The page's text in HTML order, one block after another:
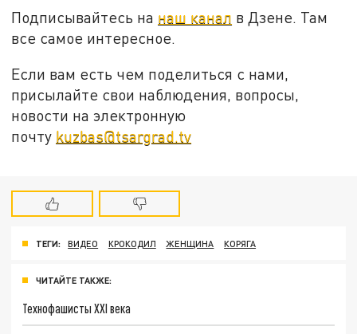
Подписывайтесь на наш канал в Дзене. Там
все самое интересное.
Если вам есть чем поделиться с нами,
присылайте свои наблюдения, вопросы,
новости на электронную
почту kuzbas@tsargrad.tv
ТЕГИ: ВИДЕО КРОКОДИЛ ЖЕНЩИНА КОРЯГА
ЧИТАЙТЕ ТАКЖЕ:
Технофашисты XXI века